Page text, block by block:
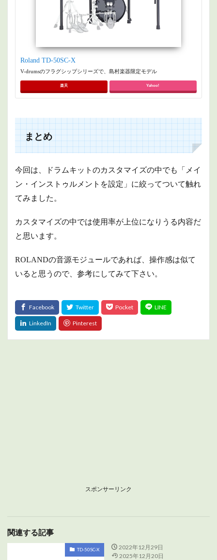
Roland TD-50SC-X
V-drumsのフラグシップシリーズで、島村楽器限定モデル
楽天 Yahoo!
まとめ
今回は、ドラムキットのカスタマイズの中でも「メイ
ン・インストゥルメントを設定」に絞ってついて触れ
てみました。
カスタマイズの中では使用率が上位になりうる内容だ
と思います。
ROLANDの音源モジュールであれば、操作感は似て
いると思うので、参考にしてみて下さい。
スポンサーリンク
関連する記事
TD-50SC-X
2022年12月29日
2025年12月20日